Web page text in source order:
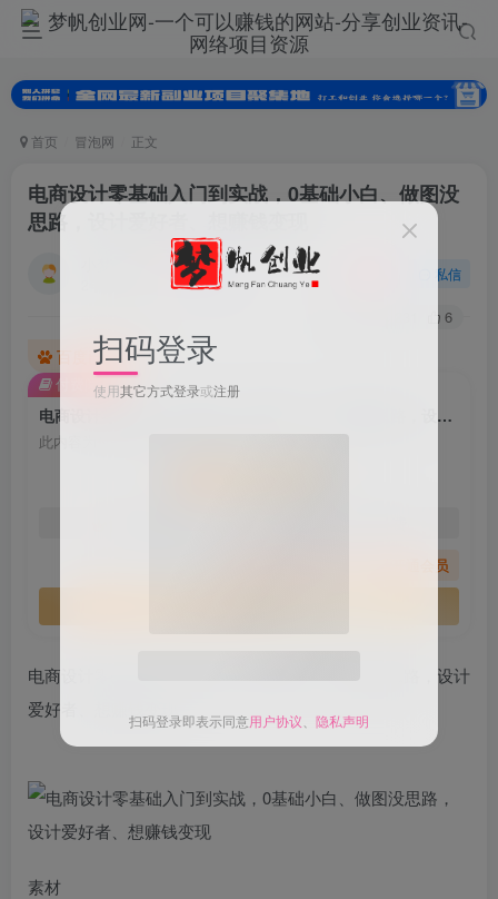
首页 冒泡网 正文
电商设计零基础入门到实战，0基础小白、做图没
思路，设计爱好者、想赚钱变现
私信
6
百度已收录
电商设计零基础入门到实战，0基础小白、做图没思路，设计爱好者、想赚钱变现
此内容为付费阅读，请付费后查看
您暂无购买权限，请先开通会员
付费阅读
电商设计零基础入门到实战，0基础小白、做图没思路，设计
爱好者、想赚钱变现
素材
扫码登录
使用其它方式登录或注册
关注公众号后发送
登录
扫码登录即表示同意 用户协议、 隐私声明